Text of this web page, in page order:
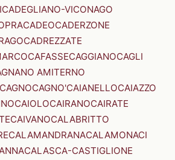
CADEGLIANO-VICONAGO
CADEOCADERZONE
CADREZZATE
CAFASSECAGGIANOCAGLI
AMITERNO
CAGNOCAGNO'CAIANELLOCAIAZZO
CAIOLOCAIRANOCAIRATE
CAIVANOCALABRITTO
CALAMANDRANACALAMONACI
CALASCA-CASTIGLIONE